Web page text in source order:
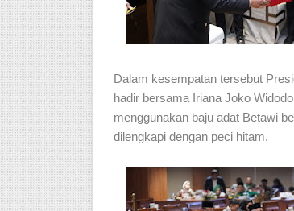
Dalam kesempatan tersebut
hadir bersama Iriana Joko
menggunakan baju adat Betawi
dilengkapi dengan peci hitam.